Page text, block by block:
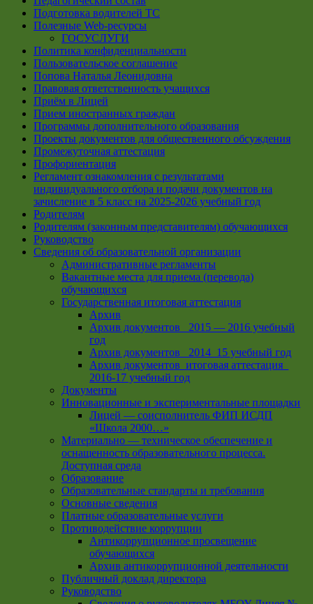
Подготовка водителей ТС
Полезные Web-ресурсы
ГОСУСЛУГИ
Политика конфиденциальности
Пользовательское соглашение
Попова Наталья Леонидовна
Правовая ответственность учащихся
Приём в Лицей
Прием иностранных граждан
Программы дополнительного образования
Проекты документов для общественного обсуждения
Промежуточная аттестация
Профориентация
Регламент ознакомления с результатами
индивидуального отбора и подачи документов на
зачисление в 5 класс на 2025-2026 учебный год
Родителям
Родителям (законным представителям) обучающихся
Руководство
Сведения об образовательной организации
Административные регламенты
Вакантные места для приема (перевода)
обучающихся
Государственная итоговая аттестация
Архив
Архив документов _2015 — 2016 учебный
год
Архив документов_ 2014_15 учебный год
Архив документов_итоговая аттестация_
2016-17 учебный год
Документы
Инновационные и экспериментальные площадки
Лицей — соисполнитель ФИП ИСДП
«Школа 2000…»
Материально — техническое обеспечение и
оснащенность образовательного процесса.
Доступная среда
Образование
Образовательные стандарты и требования
Основные сведения
Платные образовательные услуги
Противодействие коррупции
Антикоррупционное просвещение
обучающихся
Архив антикоррупционной деятельности
Публичный доклад директора
Руководство